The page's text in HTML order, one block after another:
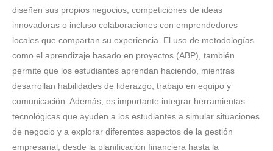
diseñen sus propios negocios, competiciones de ideas
innovadoras o incluso colaboraciones con emprendedores
locales que compartan su experiencia. El uso de metodologías
como el aprendizaje basado en proyectos (ABP), también
permite que los estudiantes aprendan haciendo, mientras
desarrollan habilidades de liderazgo, trabajo en equipo y
comunicación. Además, es importante integrar herramientas
tecnológicas que ayuden a los estudiantes a simular situaciones
de negocio y a explorar diferentes aspectos de la gestión
empresarial, desde la planificación financiera hasta la